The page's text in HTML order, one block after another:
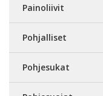
Painoliivit
Pohjalliset
Pohjesukat